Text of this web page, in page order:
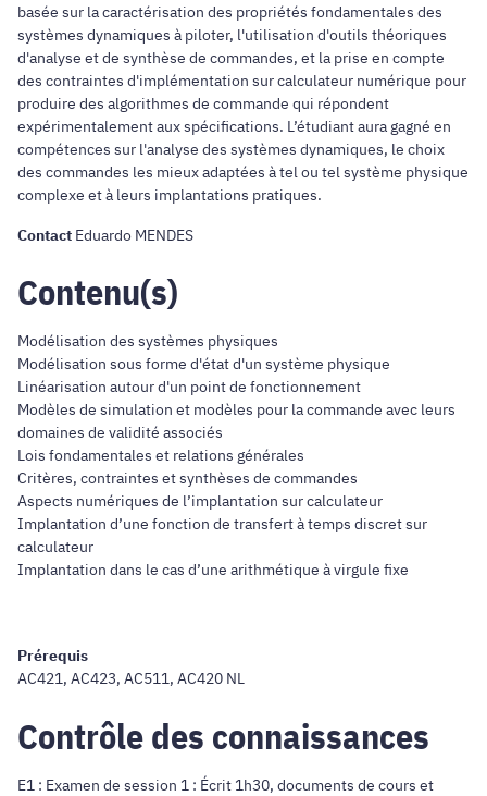
basée sur la caractérisation des propriétés fondamentales des
systèmes dynamiques à piloter, l'utilisation d'outils théoriques
d'analyse et de synthèse de commandes, et la prise en compte
des contraintes d'implémentation sur calculateur numérique pour
produire des algorithmes de commande qui répondent
expérimentalement aux spécifications. L’étudiant aura gagné en
compétences sur l'analyse des systèmes dynamiques, le choix
des commandes les mieux adaptées à tel ou tel système physique
complexe et à leurs implantations pratiques.
Contact Eduardo MENDES
Contenu(s)
Modélisation des systèmes physiques
Modélisation sous forme d'état d'un système physique
Linéarisation autour d'un point de fonctionnement
Modèles de simulation et modèles pour la commande avec leurs
domaines de validité associés
Lois fondamentales et relations générales
Critères, contraintes et synthèses de commandes
Aspects numériques de l’implantation sur calculateur
Implantation d’une fonction de transfert à temps discret sur
calculateur
Implantation dans le cas d’une arithmétique à virgule fixe
Prérequis
AC421, AC423, AC511, AC420 NL
Contrôle des connaissances
E1 : Examen de session 1 : Écrit 1h30, documents de cours et